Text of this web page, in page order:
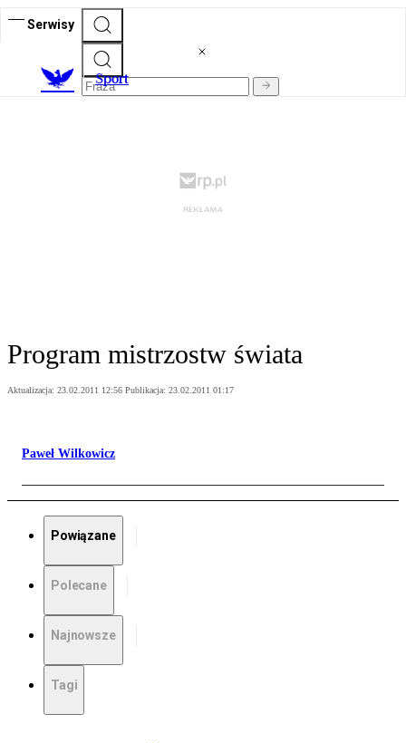
Serwisy
Sport
Program mistrzostw świata
Aktualizacja: 23.02.2011 12:56 Publikacja: 23.02.2011 01:17
Paweł Wilkowicz
Powiązane
Polecane
Najnowsze
Tagi